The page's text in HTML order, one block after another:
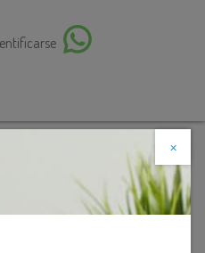
×
Descuento web
Cuad.